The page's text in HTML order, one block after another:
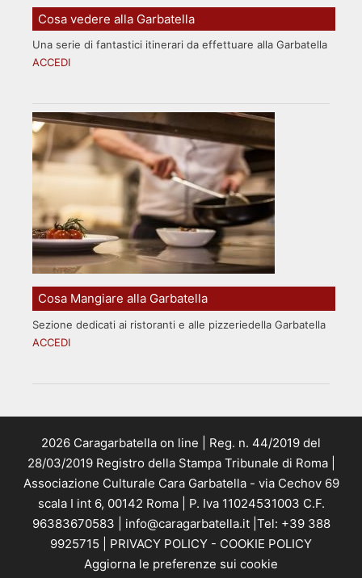
Cosa vedere alla Garbatella
Una serie di fantastici itinerari da effettuare alla Garbatella
ACCEDI
Cosa Mangiare alla Garbatella
Sezione dedicati ai ristoranti e alle pizzeriedella Garbatella
ACCEDI
2026 Caragarbatella on line | Reg. n. 44/2019 del
28/03/2019 Registro della Stampa Tribunale di Roma |
Associazione Culturale Cara Garbatella - via Cechov 69
scala I int 6, 00142 Roma | P. Iva 11024531003 C.F.
96383670583 | info@caragarbatella.it |Tel: +39 388
9925715 |
PRIVACY POLICY - COOKIE POLICY
Aggiorna le preferenze sui cookie